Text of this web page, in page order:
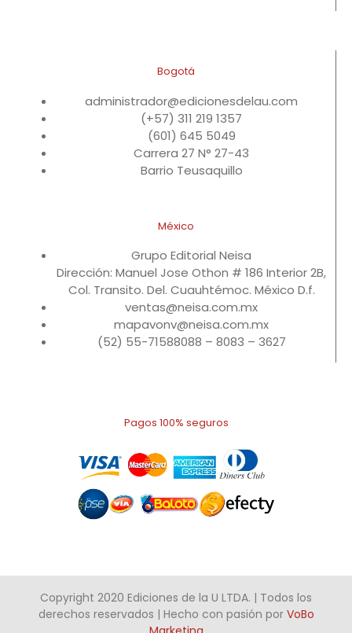
Bogotá
administrador@edicionesdelau.com
(+57) 311 219 1357
(601) 645 5049
Carrera 27 N° 27-43
Barrio Teusaquillo
México
Grupo Editorial Neisa
Dirección: Manuel Jose Othon # 186 Interior 2B,
Col. Transito. Del. Cuauhtémoc. México D.f.
ventas@neisa.com.mx
mapavonv@neisa.com.mx
(52) 55-71588088 – 8083 – 3627
Pagos 100% seguros
Copyright 2020 Ediciones de la U LTDA. | Todos los
derechos reservados | Hecho con pasión por VoBo